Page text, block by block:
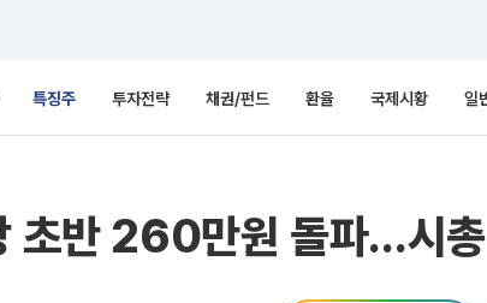
특징주 투자전략 채권/펀드 환율 국제시황 일
초반 260만원 돌파…시